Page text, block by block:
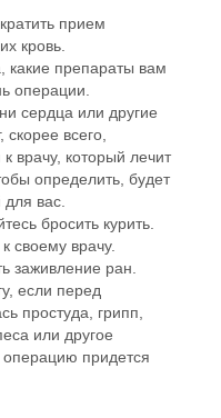
прием
кровь.
какие препараты вам
операции.
сердца или другие
всего,
врачу, который лечит
определить, будет
вас.
бросить курить.
своему врачу.
заживление ран.
если перед
простуда, грипп,
или другое
придется